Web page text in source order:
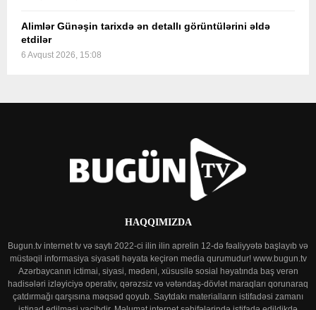
Alimlər Günəşin tarixdə ən detallı görüntülərini əldə
etdilər
6 Avqust 2026, 15:08
HAQQIMIZDA
Bugun.tv internet tv və saytı 2022-ci ilin ilin aprelin 12-də fəaliyyətə başlayıb və
müstəqil informasiya siyasəti həyata keçirən media qurumudur! www.bugun.tv
Azərbaycanın ictimai, siyasi, mədəni, xüsusilə sosial həyatında baş verən
hadisələri izləyiciyə operativ, qərəzsiz və vətəndaş-dövlət maraqları qorunaraq
çatdırmağı qarşısına məqsəd qoyub. Saytdakı materialların istifadəsi zamanı